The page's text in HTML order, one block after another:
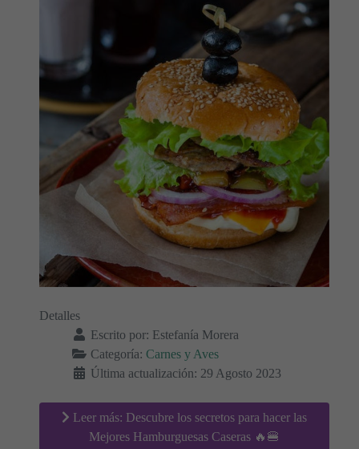
Detalles
Escrito por: Estefanía Morera
Categoría: Carnes y Aves
Última actualización: 29 Agosto 2023
Leer más: Descubre los secretos para hacer las
Mejores Hamburguesas Caseras 🔥🍔